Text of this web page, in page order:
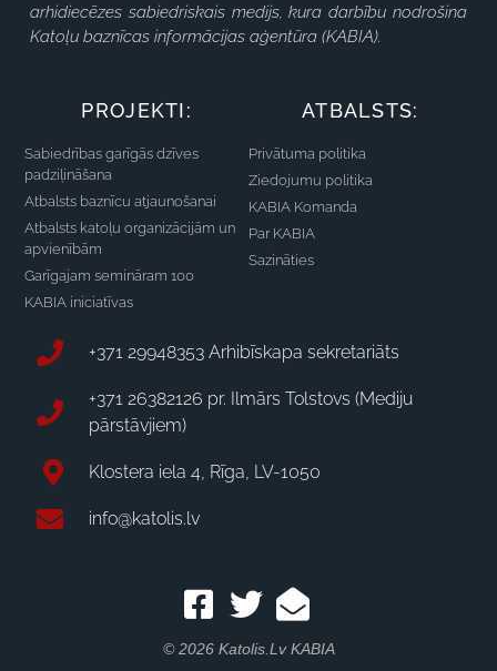
arhidiecēzes sabiedriskais medijs, kura darbību nodrošina
Katoļu baznīcas informācijas aģentūra (KABIA).
PROJEKTI:
Sabiedrības garīgās dzīves
padziļināšana
Atbalsts baznīcu atjaunošanai
Atbalsts katoļu organizācijām un
apvienībām
Garīgajam semināram 100
KABIA iniciatīvas
ATBALSTS:
Privātuma politika
Ziedojumu politika
KABIA Komanda
Par KABIA
Sazināties
+371 29948353 Arhibīskapa sekretariāts
+371 26382126 pr. Ilmārs Tolstovs (Mediju
pārstāvjiem)
Klostera iela 4, Rīga, LV-1050
info@katolis.lv
© 2026 Katolis.lv KABIA